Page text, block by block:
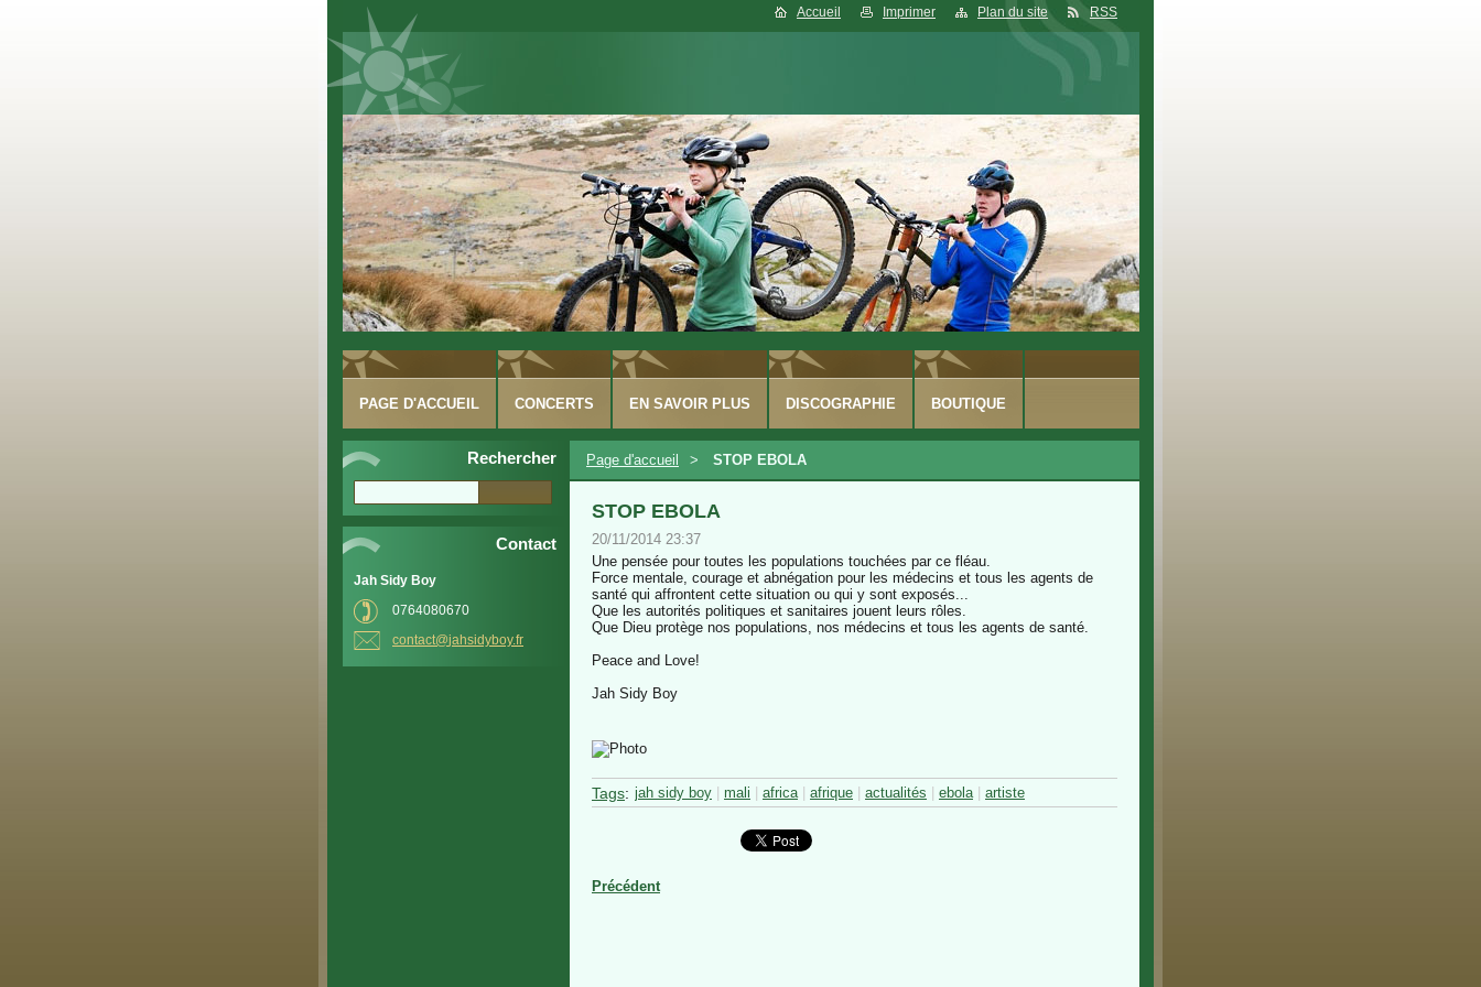
Accueil Imprimer Plan du site RSS
Rechercher
Contact
Jah Sidy Boy
0764080670
contact@jahsidyboy.fr
Page d'accueil > STOP EBOLA
STOP EBOLA
20/11/2014 23:37
Une pensée pour toutes les populations touchées par ce fléau.
Force mentale, courage et abnégation pour les médecins et tous les agents de
santé qui affrontent cette situation ou qui y sont exposés...
Que les autorités politiques et sanitaires jouent leurs rôles.
Que Dieu protège nos populations, nos médecins et tous les agents de santé.
Peace and Love!
Jah Sidy Boy
Tags: jah sidy boy mali africa afrique actualités ebola artiste
Précédent
PAGE D'ACCUEIL CONCERTS EN SAVOIR PLUS DISCOGRAPHIE BOUTIQUE